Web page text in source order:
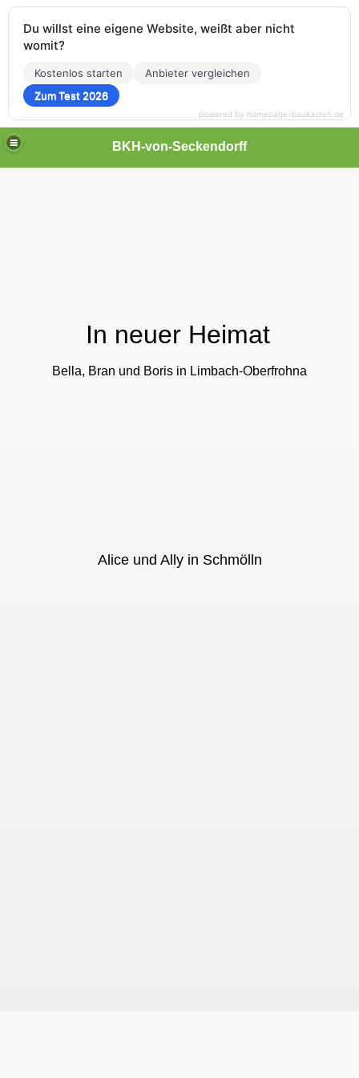
BKH-von-Seckendorff
In neuer Heimat
Bella, Bran und Boris in Limbach-Oberfrohna
Alice und Ally in Schmölln
Du willst eine eigene Website, weißt aber nicht
womit?
Kostenlos starten
Anbieter vergleichen
Zum Test 2026
powered by homepage-baukasten.de